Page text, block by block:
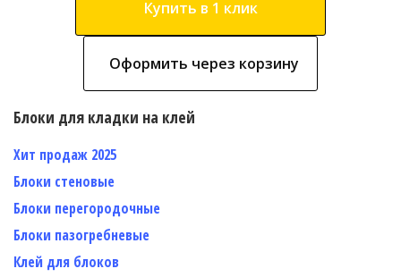
Купить в 1 клик
Оформить через корзину
Блоки для кладки на клей
Хит продаж 2025
Блоки стеновые
Блоки перегородочные
Блоки пазогребневые
Клей для блоков